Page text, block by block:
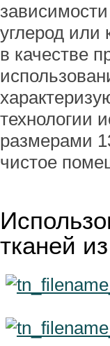
зависимости
углерод или
в качестве
технологии
размерами
чистое
тканей